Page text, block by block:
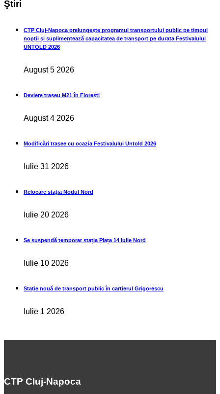
Ştiri
CTP Cluj-Napoca prelungește programul transportului public pe timpul
nopții și suplimentează capacitatea de transport pe durata Festivalului
UNTOLD 2026
August 5 2026
Deviere traseu M21 în Florești
August 4 2026
Modificări trasee cu ocazia Festivalului Untold 2026
Iulie 31 2026
Relocare stația Nodul Nord
Iulie 20 2026
Se suspendă temporar stația Piața 14 Iulie Nord
Iulie 10 2026
Stație nouă de transport public în cartierul Grigorescu
Iulie 1 2026
CTP Cluj-Napoca